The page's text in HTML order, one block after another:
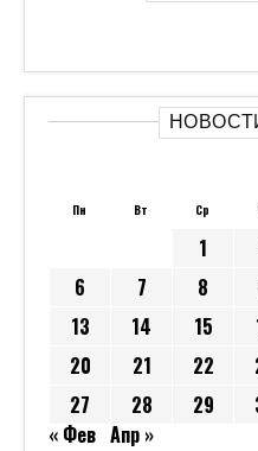
Пн Вт Ср
1
6
7 8
13
14 15
20
21 22
27
28 29
« Фев Апр »